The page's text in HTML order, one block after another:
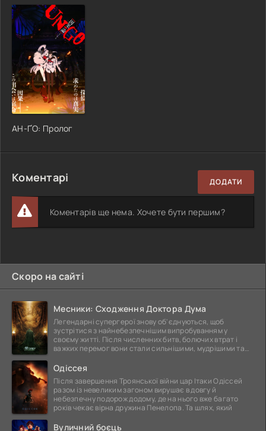
АН-ҐО: Пролог
Коментарі ДОДАТИ
Коментарів ще нема. Хочете бути першим?
Скоро на сайті
Месники: Сходження Доктора Дума
Легендарні супергерої знову об'єднуються, щоб
зустрітися з найнебезпечнішим випробуванням у
своєму житті. Після численних битв, болючих втрат і
важких перемог вони стали сильнішими, мудрішими та
Одіссея
Після завершення Троянської війни цар Ітаки Одіссей
разом із невеликим загоном вирушає в довгу й
небезпечну подорож додому, де на нього вже багато
років чекає вірна дружина Пенелопа. Та шлях, який
Вуличний боєць